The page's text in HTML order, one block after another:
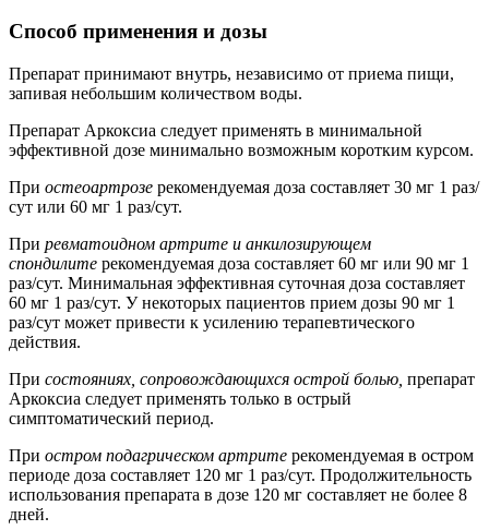
Способ применения и дозы
Препарат принимают внутрь, независимо от приема пищи,
запивая небольшим количеством воды.
Препарат Аркоксиа следует применять в минимальной
эффективной дозе минимально возможным коротким курсом.
При остеоартрозе рекомендуемая доза составляет 30 мг 1 раз/
сут или 60 мг 1 раз/сут.
При ревматоидном артрите и анкилозирующем
спондилите рекомендуемая доза составляет 60 мг или 90 мг 1
раз/сут. Минимальная эффективная суточная доза составляет
60 мг 1 раз/сут. У некоторых пациентов прием дозы 90 мг 1
раз/сут может привести к усилению терапевтического
действия.
При состояниях, сопровождающихся острой болью, препарат
Аркоксиа следует применять только в острый
симптоматический период.
При остром подагрическом артрите рекомендуемая в остром
периоде доза составляет 120 мг 1 раз/сут. Продолжительность
использования препарата в дозе 120 мг составляет не более 8
дней.